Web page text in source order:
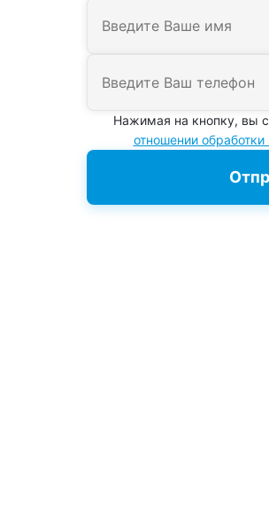
Нажимая на кнопку, вы
отношении